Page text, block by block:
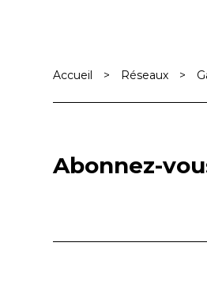
Accueil > Réseaux >
Abonnez-